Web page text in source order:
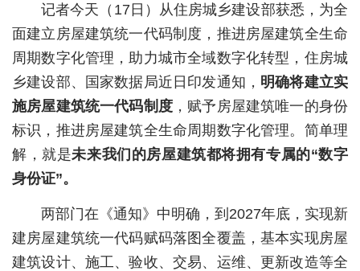
湖北
武汉
世相
环球
专题
经济
城建
记者今天（17日）从住房城乡建设部获悉，为全
面建立房屋建筑统一代码制度，推进房屋建筑全生命
周期数字化管理，助力城市全域数字化转型，住房城
乡建设部、国家数据局近日印发通知， 明确将建立实
施房屋建筑统一代码制度 ，赋予房屋建筑唯一的身份
标识，推进房屋建筑全生命周期数字化管理。简单理
解，就是未来我们的房屋建筑都将拥有专属的“数字
身份证”。
两部门在《通知》中明确，到2027年底，实现新
建房屋建筑统一代码赋码落图全覆盖，基本实现房屋
建筑设计、施工、验收、交易、运维、更新改造等全